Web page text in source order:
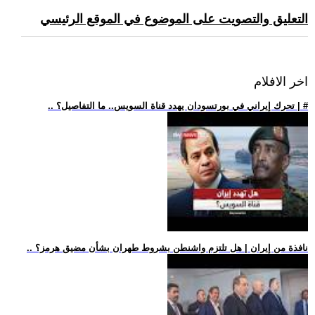
التعليق والتصويت على الموضوع في الموقع الرئيسي
اخر الافلام
.. تحرك إيراني في بورتسودان يهدد قناة السويس.. ما التفاصيل؟ | #
.. نافذة من إيران | هل تلتزم واشنطن بشروط طهران بشأن مضيق هرمز؟